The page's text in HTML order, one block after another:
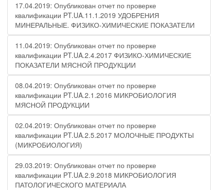
17.04.2019: Опубликован отчет по проверке
квалификации PT.UA.11.1.2019 УДОБРЕНИЯ
МИНЕРАЛЬНЫЕ. ФИЗИКО-ХИМИЧЕСКИЕ ПОКАЗАТЕЛИ
11.04.2019: Опубликован отчет по проверке
квалификации PT.UA.2.4.2017 ФИЗИКО-ХИМИЧЕСКИЕ
ПОКАЗАТЕЛИ МЯСНОЙ ПРОДУКЦИИ
08.04.2019: Опубликован отчет по проверке
квалификации PT.UA.2.1.2016 МИКРОБИОЛОГИЯ
МЯСНОЙ ПРОДУКЦИИ
02.04.2019: Опубликован отчет по проверке
квалификации PT.UA.2.5.2017 МОЛОЧНЫЕ ПРОДУКТЫ
(МИКРОБИОЛОГИЯ)
29.03.2019: Опубликован отчет по проверке
квалификации PT.UA.2.9.2018 МИКРОБИОЛОГИЯ
ПАТОЛОГИЧЕСКОГО МАТЕРИАЛА